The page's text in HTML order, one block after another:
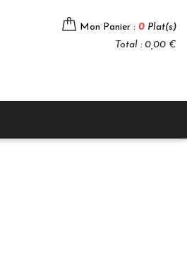
Mon Panier : 0 Plat(s)
Total : 0,00 €